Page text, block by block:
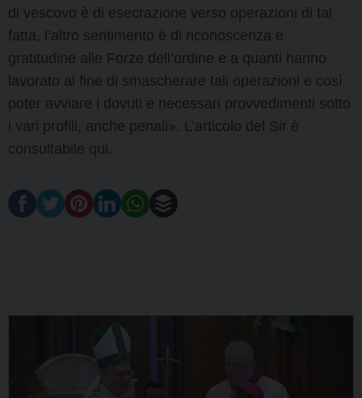
di vescovo è di esecrazione verso operazioni di tal
fatta, l’altro sentimento è di riconoscenza e
gratitudine alle Forze dell’ordine e a quanti hanno
lavorato al fine di smascherare tali operazioni e così
poter avviare i dovuti e necessari provvedimenti sotto
i vari profili, anche penali». L’articolo del Sir è
consultabile qui.